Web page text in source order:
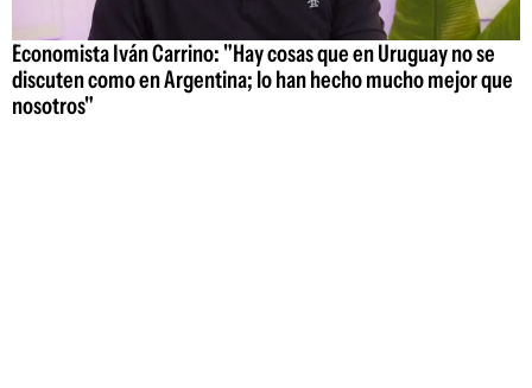
Economista Iván Carrino: "Hay cosas que en Uruguay no se
discuten como en Argentina; lo han hecho mucho mejor que
nosotros"